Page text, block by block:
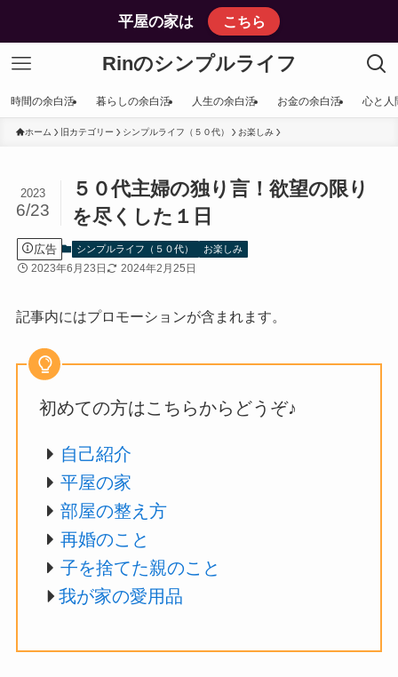
平屋の家は こちら
Rinのシンプルライフ
時間の余白活 暮らしの余白活 人生の余白活 お金の余白活 心と人
ホーム 旧カテゴリー シンプルライフ（５０代） お楽しみ
５０代主婦の独り言！欲望の限り
を尽くした１日
2023
6/23
広告 シンプルライフ（５０代） お楽しみ
2023年6月23日 2024年2月25日
記事内にはプロモーションが含まれます。
初めての方はこちらからどうぞ♪
自己紹介
平屋の家
部屋の整え方
再婚のこと
子を捨てた親のこと
我が家の愛用品